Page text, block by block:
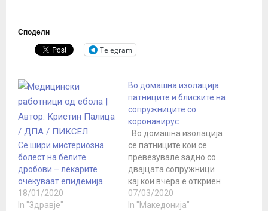
Сподели
Telegram
Се шири мистериозна
болест на белите
дробови – лекарите
очекуваат епидемија
18/01/2020
In "Здравје"
Во домашна изолација
патниците и блиските на
сопружниците со
коронавирус
Во домашна изолација
се патниците кои се
превезувале задно со
двајцата сопружници
кај кои вчера е откриен
корона вирусот, рече
денеска на прес-
07/03/2020
In "Македонија"